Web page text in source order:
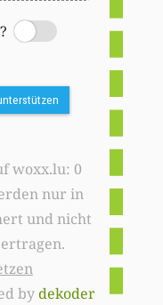
woxx.lu: 0
nur in
und nicht
bydekoder